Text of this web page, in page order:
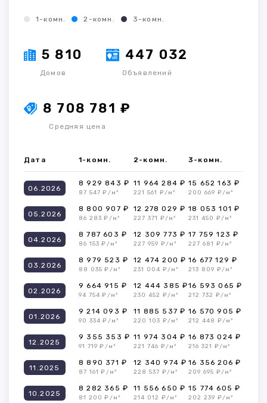
1-комн. 2-комн. 3-комн.
5 810
Домов
447 032
Объявлений
8 708 781 ₽
Средняя цена
Дата 1-комн. 2-комн. 3-комн.
06.2026
8 929 843 ₽
87 547 ₽/м²
11 964 284 ₽
221 561 ₽/м²
15 652 163 ₽
200 669 ₽/м²
05.2026
8 800 907 ₽
86 283 ₽/м²
12 278 029 ₽
227 371 ₽/м²
18 053 101 ₽
231 450 ₽/м²
04.2026
8 787 603 ₽
86 153 ₽/м²
12 309 773 ₽
227 959 ₽/м²
17 759 123 ₽
227 681 ₽/м²
03.2026
8 979 523 ₽
88 035 ₽/м²
12 474 200 ₽
231 004 ₽/м²
16 677 129 ₽
213 809 ₽/м²
02.2026
9 664 915 ₽
94 754 ₽/м²
12 444 385 ₽
230 452 ₽/м²
16 593 065 ₽
212 732 ₽/м²
01.2026
9 214 093 ₽
90 334 ₽/м²
11 885 537 ₽
220 103 ₽/м²
16 570 905 ₽
212 448 ₽/м²
12.2025
9 355 353 ₽
91 719 ₽/м²
11 974 304 ₽
221 746 ₽/м²
16 873 024 ₽
216 321 ₽/м²
11.2025
8 890 371 ₽
87 161 ₽/м²
12 340 974 ₽
228 537 ₽/м²
16 356 206 ₽
209 695 ₽/м²
10.2025
8 282 365 ₽
81 200 ₽/м²
11 556 650 ₽
214 012 ₽/м²
15 774 605 ₽
202 239 ₽/м²